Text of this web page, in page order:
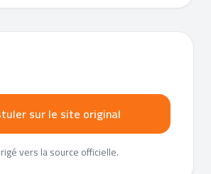
sur le site original
vers la source officielle.